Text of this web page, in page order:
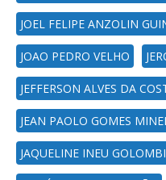
JOEL FELIPE ANZOLIN
JOAO PEDRO VELHO
JEFFERSON ALVES DA
JEAN PAOLO GOMES
JAQUELINE INEU